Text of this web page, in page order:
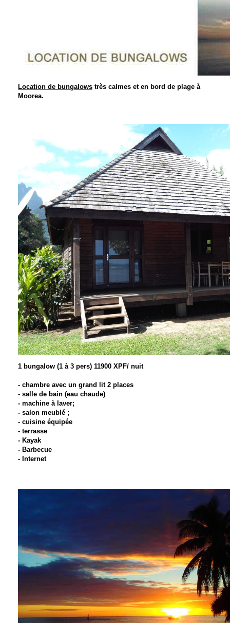
Location de bungalows très calmes et en bord de plage à
Moorea.
1 bungalow (1 à 3 pers) 11900 XPF/ nuit
- chambre avec un grand lit 2 places
- salle de bain (eau chaude)
- machine à laver;
- salon meublé ;
- cuisine équipée
- terrasse
- Kayak
- Barbecue
- Internet